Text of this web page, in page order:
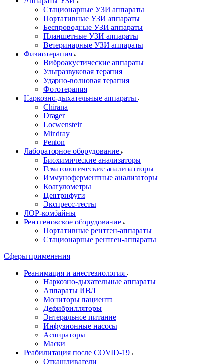
Стационарные УЗИ аппараты
Портативные УЗИ аппараты
Беспроводные УЗИ аппараты
Планшетные УЗИ аппараты
Ветеринарные УЗИ аппараты
Физиотерапия
Виброакустические аппараты
Ультразвуковая терапия
Ударно-волновая терапия
Фототерапия
Наркозно-дыхательные аппараты
Chirana
Drager
Loewenstein
Mindray
Penlon
Лабораторное оборудование
Биохимические анализаторы
Гематологические анализатиоры
Иммуноферментные анализаторы
Коагулометры
Центрифуги
Экспресс-тесты
ЛОР-комбайны
Рентгеновское оборудование
Портативные рентген-аппараты
Стационарные рентген-аппараты
Сферы применения
Реанимация и анестезиология
Наркозно-дыхательные аппараты
Аппараты ИВЛ
Мониторы пациента
Дефибрилляторы
Энтеральное питание
Инфузионные насосы
Аспираторы
Маски
Реабилитация после COVID-19
Откашливатели